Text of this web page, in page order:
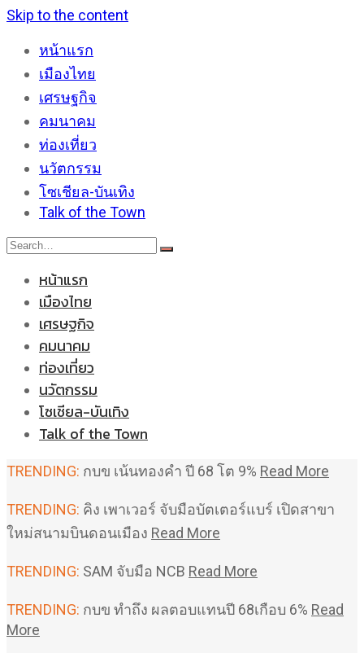
Skip to the content
หน้าแรก
เมืองไทย
เศรษฐกิจ
คมนาคม
ท่องเที่ยว
นวัตกรรม
โซเชียล-บันเทิง
Talk of the Town
หน้าแรก
เมืองไทย
เศรษฐกิจ
คมนาคม
ท่องเที่ยว
นวัตกรรม
โซเชียล-บันเทิง
Talk of the Town
TRENDING: กบข เน้นทองคำ ปี 68 โต 9% Read More
TRENDING: คิง เพาเวอร์ จับมือบัตเตอร์แบร์ เปิดสาขา
ใหม่สนามบินดอนเมือง Read More
TRENDING: SAM จับมือ NCB Read More
TRENDING: กบข ทำถึง ผลตอบแทนปี 68เกือบ 6% Read
More